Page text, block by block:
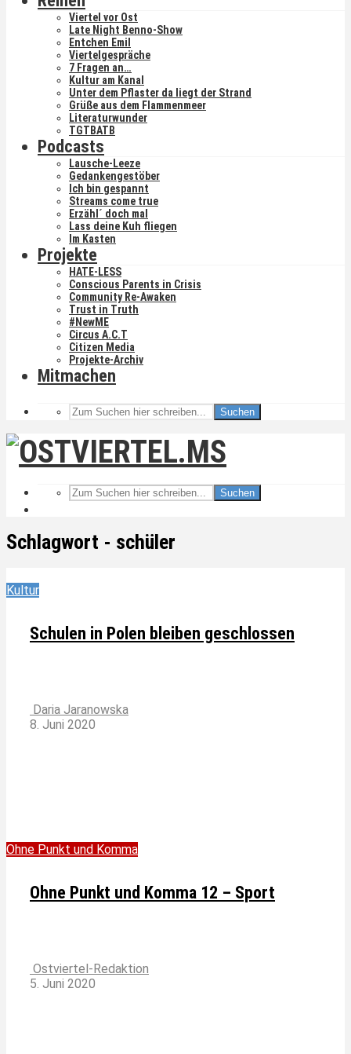
Viertel vor Ost
Late Night Benno-Show
Entchen Emil
Viertelgespräche
7 Fragen an…
Kultur am Kanal
Unter dem Pflaster da liegt der Strand
Grüße aus dem Flammenmeer
Literaturwunder
TGTBATB
Podcasts
Lausche-Leeze
Gedankengestöber
Ich bin gespannt
Streams come true
Erzähl´ doch mal
Lass deine Kuh fliegen
Im Kasten
Projekte
HATE-LESS
Conscious Parents in Crisis
Community Re-Awaken
Trust in Truth
#NewME
Circus A.C.T
Citizen Media
Projekte-Archiv
Mitmachen
Suchen
Suchen
Schlagwort - schüler
Kultur
Schulen in Polen bleiben geschlossen
Daria Jaranowska
8. Juni 2020
Ohne Punkt und Komma
Ohne Punkt und Komma 12 – Sport
Ostviertel-Redaktion
5. Juni 2020